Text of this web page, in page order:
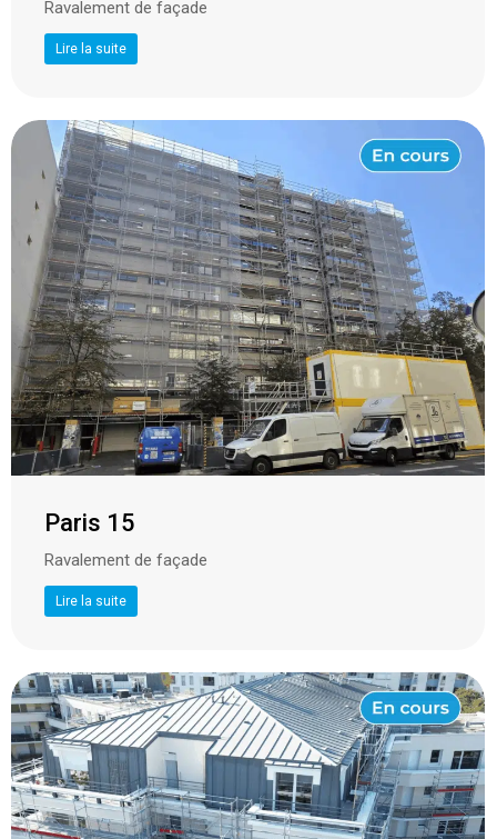
Ravalement de façade
Lire la suite
Paris 15
Ravalement de façade
Lire la suite